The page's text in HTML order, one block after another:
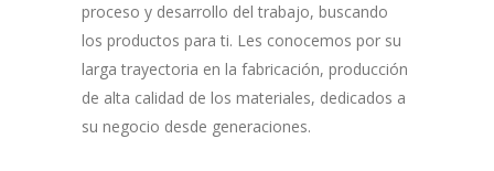
proceso y desarrollo del trabajo, buscando
los productos para ti. Les conocemos por su
larga trayectoria en la fabricación, producción
de alta calidad de los materiales, dedicados a
su negocio desde generaciones.